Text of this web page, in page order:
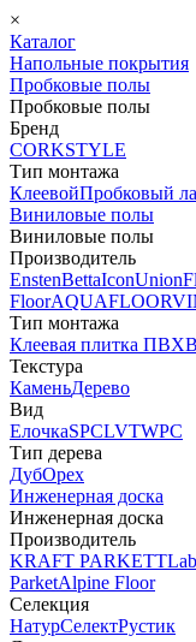
×
Каталог
Напольные покрытия
Пробковые полы
Пробковые полы
Бренд
CORKSTYLE
Тип монтажа
КлеевойПробковый
Виниловые полы
Виниловые полы
Производитель
EnstenBettaIconUnion
FloorAQUAFLOOR
Тип монтажа
Клеевая плитка ПВХ
Текстура
КаменьДерево
Вид
ЕлочкаSPCLVTWPC
Тип дерева
ДубОрех
Инженерная доска
Инженерная доска
Производитель
KRAFT PARKETT
ParketAlpine Floor
Селекция
НатурСелектРустик